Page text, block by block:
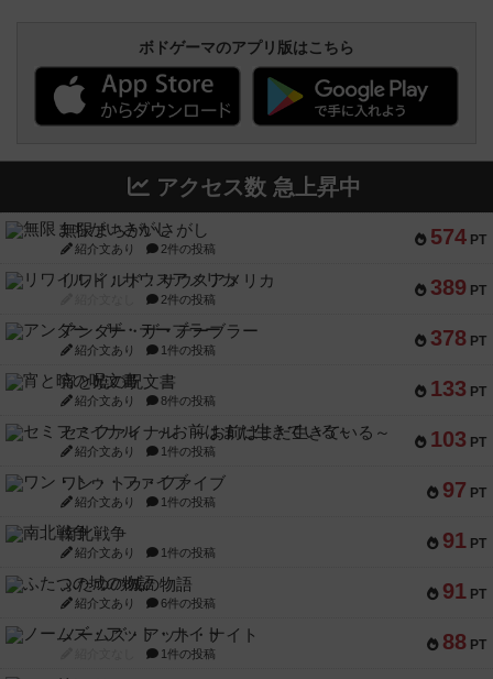
ボドゲーマのアプリ版はこちら
アクセス数 急上昇中
574 PT
無限まちがいさがし
紹介文あり 2件の投稿
389 PT
リワイルド：サウスアメリカ
2件の投稿
378 PT
アンダー・ザ・テーブラー
紹介文あり 1件の投稿
133 PT
宵と暁の呪文書
紹介文あり 8件の投稿
103 PT
セミファイナル ～お前はまだ生きている～
紹介文あり 1件の投稿
97 PT
ワン・トゥ・ファイブ
紹介文あり 1件の投稿
91 PT
南北戦争
紹介文あり 1件の投稿
91 PT
ふたつの城の物語
紹介文あり 6件の投稿
88 PT
ノームズ・アット・ナイト
1件の投稿